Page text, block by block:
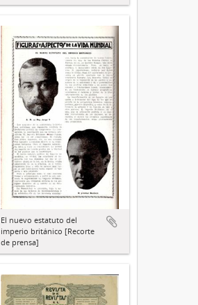
El nuevo estatuto del
imperio británico [Recorte
de prensa]